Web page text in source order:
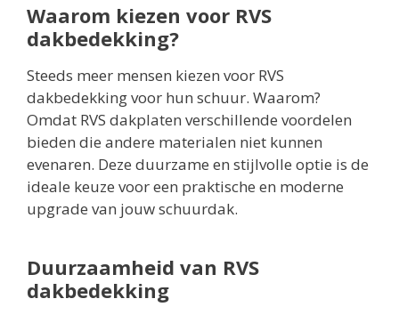
Waarom kiezen voor RVS
dakbedekking?
Steeds meer mensen kiezen voor RVS
dakbedekking voor hun schuur. Waarom?
Omdat RVS dakplaten verschillende voordelen
bieden die andere materialen niet kunnen
evenaren. Deze duurzame en stijlvolle optie is de
ideale keuze voor een praktische en moderne
upgrade van jouw schuurdak.
Duurzaamheid van RVS
dakbedekking